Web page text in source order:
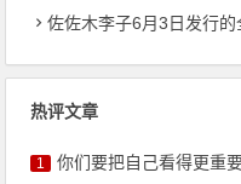
佐佐木李子6月3日发行的全新专辑《RI
热评文章
1 你们要把自己看得更重要